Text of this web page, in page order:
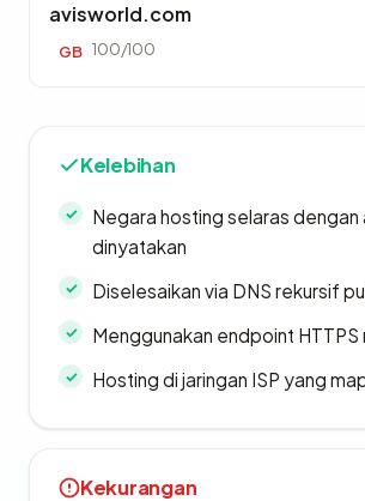
avisworld.com
GB 100/100
Kelebihan
Negara hosting selaras dengan
dinyatakan
Diselesaikan via DNS rekursif
Menggunakan endpoint HTTPS
Hosting di jaringan ISP yang
Kekurangan